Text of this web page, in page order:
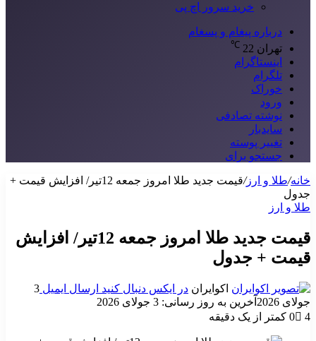
خرید سرور اچ پی
درباره پیغام و پسغام
تهران 22
℃
اینستاگرام
تلگرام
خوراک
ورود
نوشته تصادفی
سایدبار
تغییر پوسته
جستجو برای
خانه/طلا و ارز/
قیمت جدید طلا امروز جمعه 12تیر/ افزایش قیمت +
جدول
طلا و ارز
قیمت جدید طلا امروز جمعه 12تیر/ افزایش
قیمت + جدول
اکوایران در ایکس دنبال کنید ارسال ایمیل 3
جولای 2026
آخرین به روز رسانی: 3 جولای 2026
0
4 کمتر از یک دقیقه